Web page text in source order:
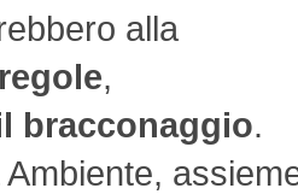
alla
,
bracconaggio.